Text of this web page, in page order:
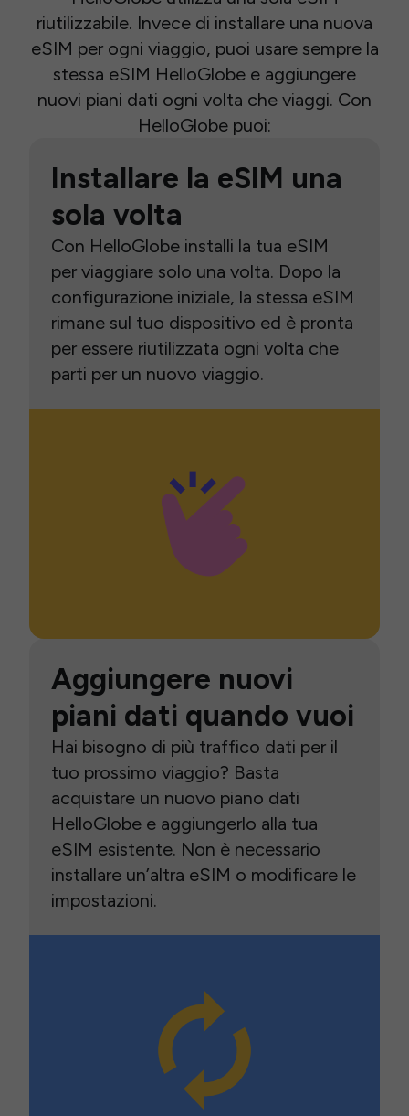
riutilizzabile. Invece di installare una nuova
eSIM per ogni viaggio, puoi usare sempre la
stessa eSIM HelloGlobe e aggiungere
nuovi piani dati ogni volta che viaggi. Con
HelloGlobe puoi:
Installare la eSIM una
sola volta
Con HelloGlobe installi la tua eSIM
per viaggiare solo una volta. Dopo la
configurazione iniziale, la stessa eSIM
rimane sul tuo dispositivo ed è pronta
per essere riutilizzata ogni volta che
parti per un nuovo viaggio.
Aggiungere nuovi
piani dati quando vuoi
Hai bisogno di più traffico dati per il
tuo prossimo viaggio? Basta
acquistare un nuovo piano dati
HelloGlobe e aggiungerlo alla tua
eSIM esistente. Non è necessario
installare un’altra eSIM o modificare le
impostazioni.